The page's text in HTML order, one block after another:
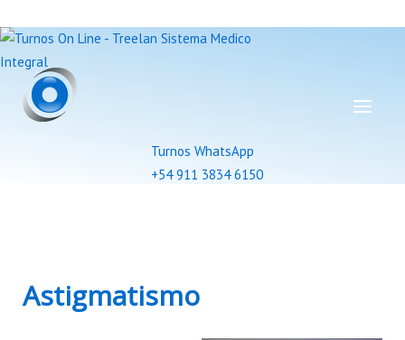
Turnos WhatsApp
+54 911 3834 6150
Astigmatismo